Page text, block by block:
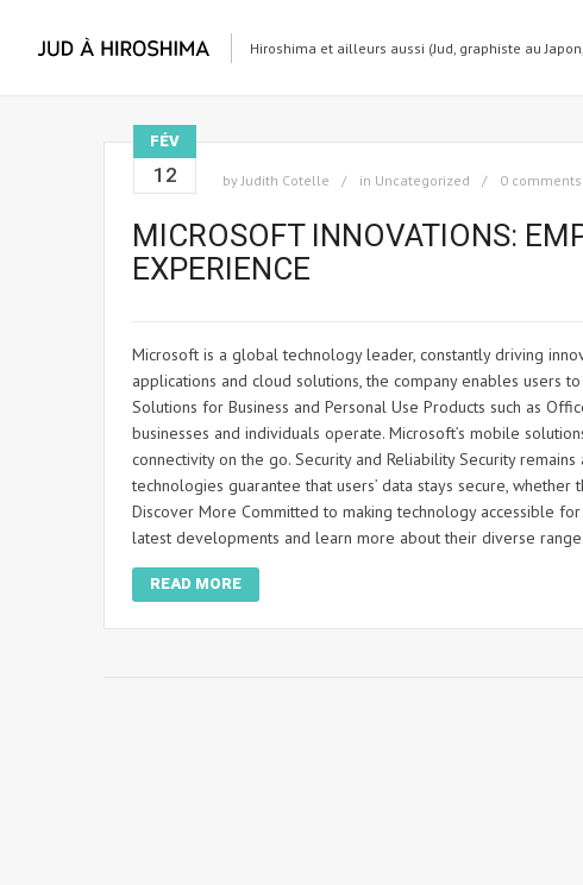
Hiroshima et ailleurs aussi (Jud, graphiste au
FÉV
12 byJudith Cotelle in Uncategorized 0 comments
MICROSOFT INNOVATIONS:
EXPERIENCE
Microsoft is a global technology leader, constantly driving
applications and cloud solutions, the company enables users
Solutions for Business and Personal Use Products such as
businesses and individuals operate. Microsoft’s mobile
connectivity on the go. Security and Reliability Security
technologies guarantee that users’ data stays secure,
Discover More Committed to making technology accessible
latest developments and learn more about their diverse
READ MORE